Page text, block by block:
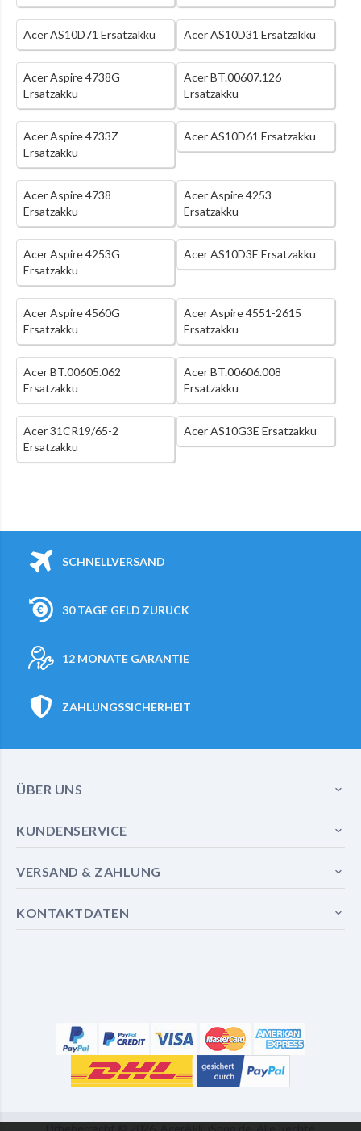
Acer AS10D71 Ersatzakku Acer AS10D31 Ersatzakku
Acer Aspire 4738G
Ersatzakku
Acer BT.00607.126
Ersatzakku
Acer Aspire 4733Z
Ersatzakku
Acer AS10D61 Ersatzakku
Acer Aspire 4738
Ersatzakku
Acer Aspire 4253
Ersatzakku
Acer Aspire 4253G
Ersatzakku
Acer AS10D3E Ersatzakku
Acer Aspire 4560G
Ersatzakku
Acer Aspire 4551-2615
Ersatzakku
Acer BT.00605.062
Ersatzakku
Acer BT.00606.008
Ersatzakku
Acer 31CR19/65-2
Ersatzakku
Acer AS10G3E Ersatzakku
SCHNELLVERSAND
30 TAGE GELD ZURÜCK
12 MONATE GARANTIE
ZAHLUNGSSICHERHEIT
ÜBER UNS
KUNDENSERVICE
VERSAND & ZAHLUNG
KONTAKTDATEN